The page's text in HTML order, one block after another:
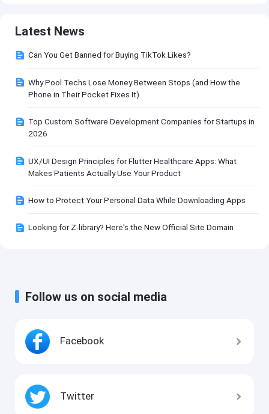
Latest News
Can You Get Banned for Buying TikTok Likes?
Why Pool Techs Lose Money Between Stops (and How the
Phone in Their Pocket Fixes It)
Top Custom Software Development Companies for Startups in
2026
UX/UI Design Principles for Flutter Healthcare Apps: What
Makes Patients Actually Use Your Product
How to Protect Your Personal Data While Downloading Apps
Looking for Z-library? Here's the New Official Site Domain
Follow us on social media
Facebook
Twitter